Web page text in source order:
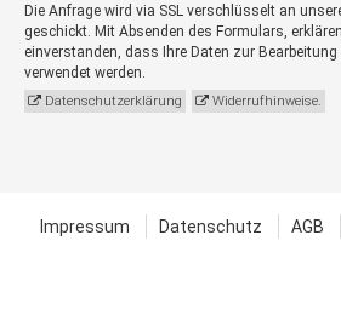
Die Anfrage wird via SSL verschlüsselt an
geschickt. Mit Absenden des Formulars,
einverstanden, dass Ihre Daten zur
verwendet werden.
Datenschutzerklärung Widerrufhinweise.
Impressum Datenschutz AGB